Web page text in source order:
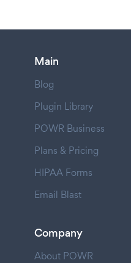
Main
Blog
Plugin Library
POWR Business
Plans & Pricing
HIPAA Forms
Email Blast
Company
About POWR